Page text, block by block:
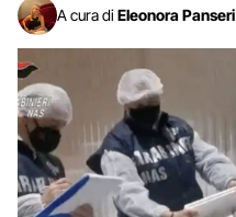
A cura di Eleonora Panseri